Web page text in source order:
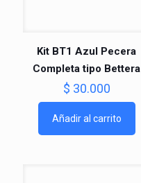
Kit BT1 Azul Pecera
Completa tipo Bettera
$ 30.000
Añadir al carrito